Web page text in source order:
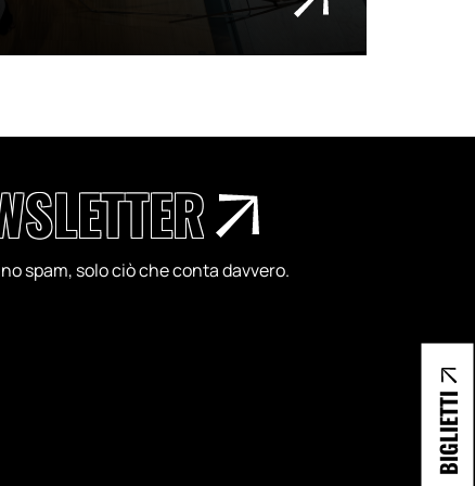
BIGLIETTI
spam, solo ciò che conta davvero.